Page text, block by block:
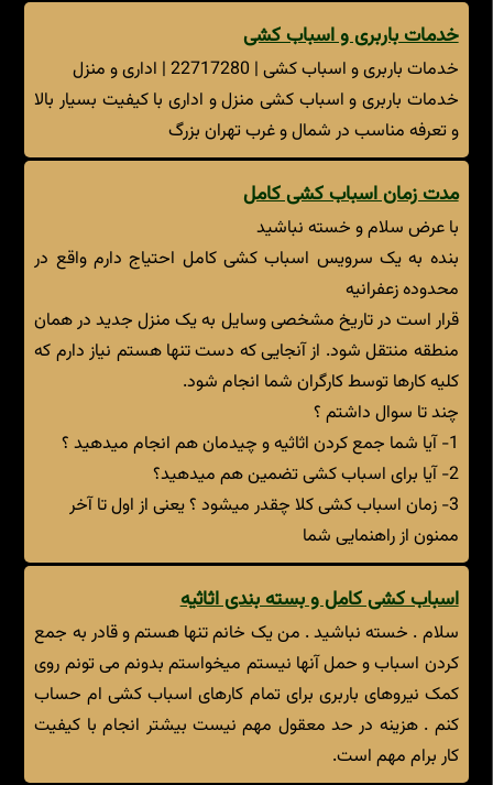
خدمات باربری و اسباب کشی
خدمات باربری و اسباب کشی | 22717280 | اداری و منزل
خدمات باربری و اسباب کشی منزل و اداری با کیفیت بسیار بالا
و تعرفه مناسب در شمال و غرب تهران بزرگ
مدت زمان اسباب کشی کامل
با عرض سلام و خسته نباشید
بنده به یک سرویس اسباب کشی کامل احتیاج دارم واقع در
محدوده زعفرانیه
قرار است در تاریخ مشخصی وسایل به یک منزل جدید در همان
منطقه منتقل شود. از آنجایی که دست تنها هستم نیاز دارم که
کلیه کارها توسط کارگران شما انجام شود.
چند تا سوال داشتم ؟
1- آیا شما جمع کردن اثاثیه و چیدمان هم انجام میدهید ؟
2- آیا برای اسباب کشی تضمین هم میدهید؟
3- زمان اسباب کشی کلا چقدر میشود ؟ یعنی از اول تا آخر
ممنون از راهنمایی شما
اسباب کشی کامل و بسته بندی اثاثیه
سلام . خسته نباشید . من یک خانم تنها هستم و قادر به جمع
کردن اسباب و حمل آنها نیستم میخواستم بدونم می تونم روی
کمک نیروهای باربری برای تمام کارهای اسباب کشی ام حساب
کنم . هزینه در حد معقول مهم نیست بیشتر انجام با کیفیت
کار برام مهم است.